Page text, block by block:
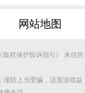
网站地图
权保护投诉指引》 来信告
谨防上当受骗，适度游戏益